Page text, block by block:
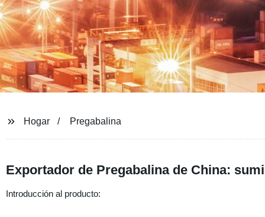
Hogar Pregabalina
Exportador de Pregabalina de China:
Introducción al producto: